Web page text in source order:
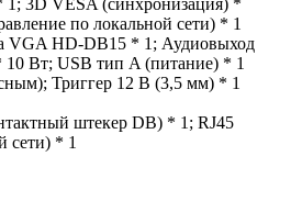
3D VESA (синхронизация) *
по локальной сети) * 1
VGA HD-DB15 * 1; Аудиовыход
Вт; USB тип A (питание) * 1
Триггер 12 В (3,5 мм) * 1
штекер DB) * 1; RJ45
сети) * 1